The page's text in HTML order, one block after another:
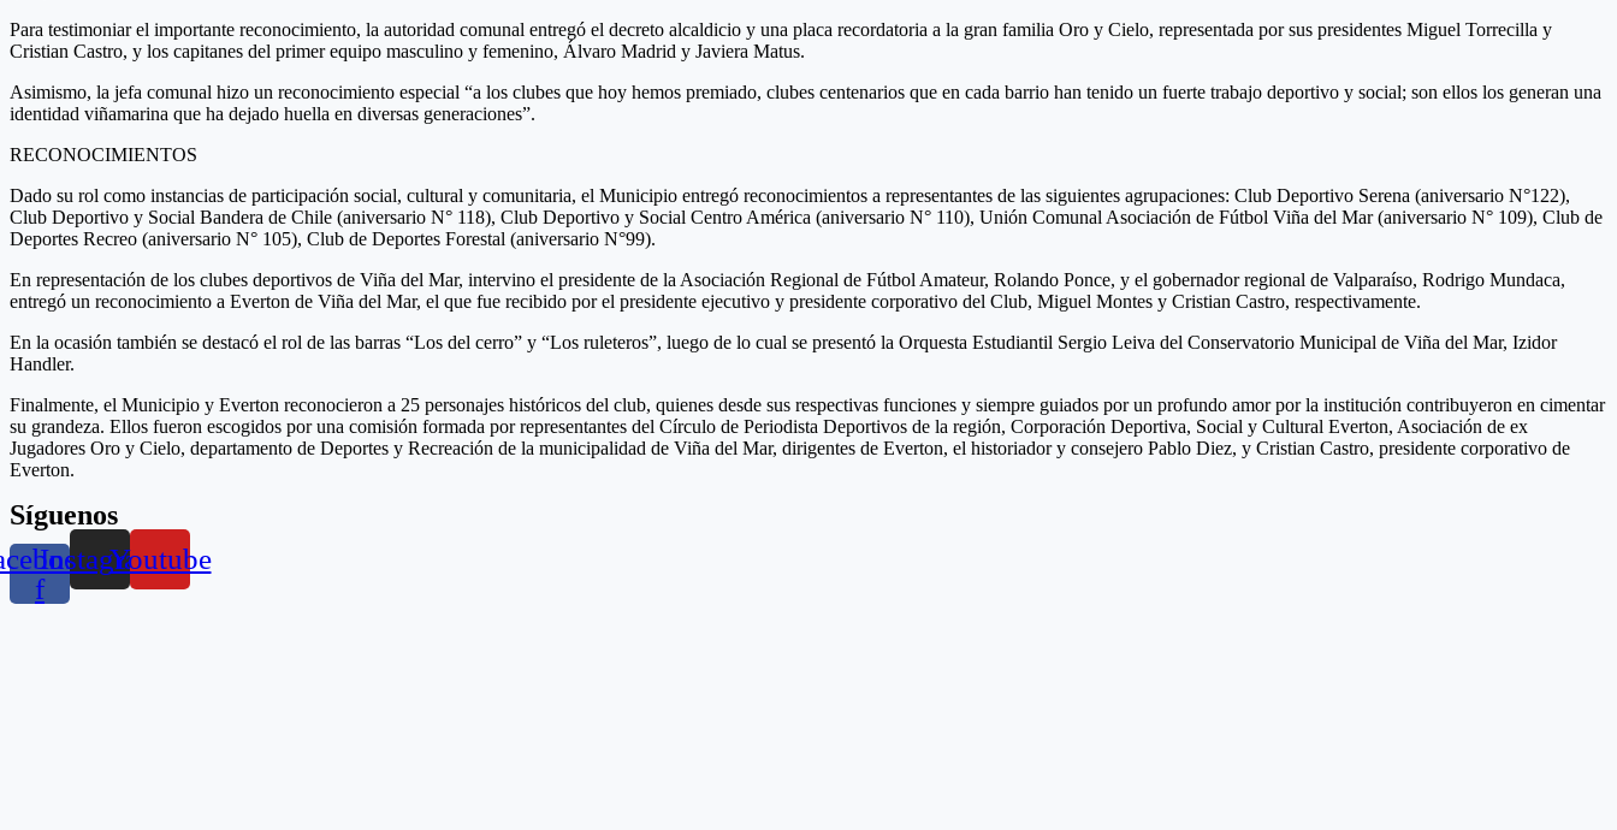
Para testimoniar el importante reconocimiento, la autoridad comunal entregó el decreto alcaldicio y una placa recordatoria a la gran familia Oro y Cielo, representada por sus presidentes Miguel Torrecilla y
Cristian Castro, y los capitanes del primer equipo masculino y femenino, Álvaro Madrid y Javiera Matus.
Asimismo, la jefa comunal hizo un reconocimiento especial “a los clubes que hoy hemos premiado, clubes centenarios que en cada barrio han tenido un fuerte trabajo deportivo y social; son ellos los generan una
identidad viñamarina que ha dejado huella en diversas generaciones”.
RECONOCIMIENTOS
Dado su rol como instancias de participación social, cultural y comunitaria, el Municipio entregó reconocimientos a representantes de las siguientes agrupaciones: Club Deportivo Serena (aniversario N°122),
Club Deportivo y Social Bandera de Chile (aniversario N° 118), Club Deportivo y Social Centro América (aniversario N° 110), Unión Comunal Asociación de Fútbol Viña del Mar (aniversario N° 109), Club de
Deportes Recreo (aniversario N° 105), Club de Deportes Forestal (aniversario N°99).
En representación de los clubes deportivos de Viña del Mar, intervino el presidente de la Asociación Regional de Fútbol Amateur, Rolando Ponce, y el gobernador regional de Valparaíso, Rodrigo Mundaca,
entregó un reconocimiento a Everton de Viña del Mar, el que fue recibido por el presidente ejecutivo y presidente corporativo del Club, Miguel Montes y Cristian Castro, respectivamente.
En la ocasión también se destacó el rol de las barras “Los del cerro” y “Los ruleteros”, luego de lo cual se presentó la Orquesta Estudiantil Sergio Leiva del Conservatorio Municipal de Viña del Mar, Izidor
Handler.
Finalmente, el Municipio y Everton reconocieron a 25 personajes históricos del club, quienes desde sus respectivas funciones y siempre guiados por un profundo amor por la institución contribuyeron en cimentar
su grandeza. Ellos fueron escogidos por una comisión formada por representantes del Círculo de Periodista Deportivos de la región, Corporación Deportiva, Social y Cultural Everton, Asociación de ex
Jugadores Oro y Cielo, departamento de Deportes y Recreación de la municipalidad de Viña del Mar, dirigentes de Everton, el historiador y consejero Pablo Diez, y Cristian Castro, presidente corporativo de
Everton.
Síguenos
f
InstagramYoutube